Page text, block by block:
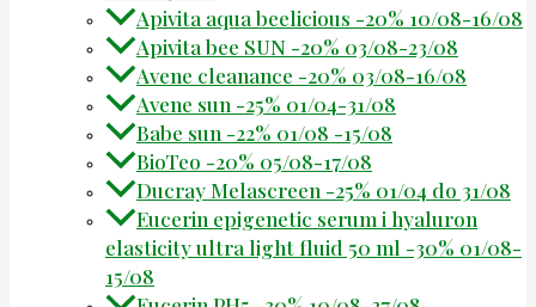
Apivita aqua beelicious -20% 10/08-16/08
Apivita bee SUN -20% 03/08-23/08
Avene cleanance -20% 03/08-16/08
Avene sun -25% 01/04-31/08
Babe sun -22% 01/08 -15/08
BioTeo -20% 05/08-17/08
Ducray Melascreen -25% 01/04 do 31/08
Eucerin epigenetic serum i hyaluron
elasticity ultra light fluid 50 ml -30% 01/08-
15/08